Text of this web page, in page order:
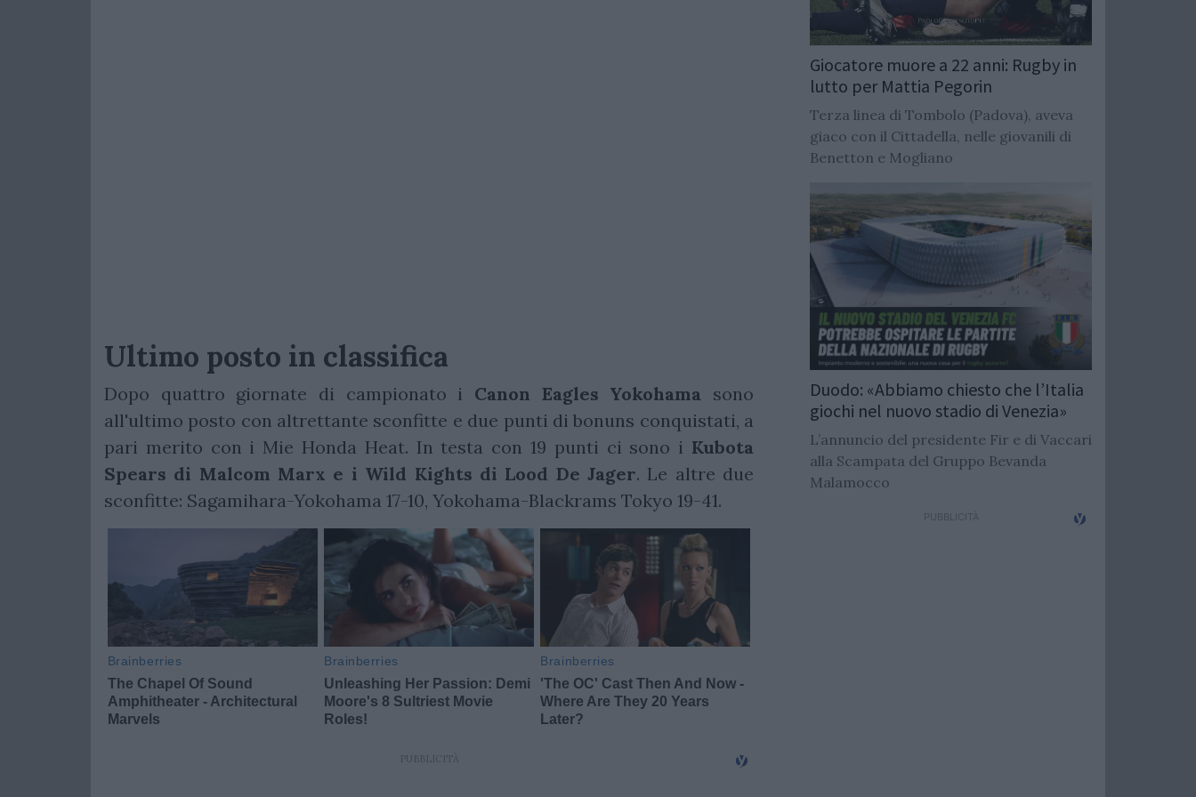
Ultimo posto in classifica
Dopo quattro giornate di campionato i Canon Eagles Yokohama sono
all'ultimo posto con altrettante sconfitte e due punti di bonuns conquistati, a
pari merito con i Mie Honda Heat. In testa con 19 punti ci sono i Kubota
Spears di Malcom Marx e i Wild Kights di Lood De Jager. Le altre due
sconfitte: Sagamihara-Yokohama 17-10, Yokohama-Blackrams Tokyo 19-41.
Giocatore muore a 22 anni: Rugby in
lutto per Mattia Pegorin
Terza linea di Tombolo (Padova), aveva
giaco con il Cittadella, nelle giovanili di
Benetton e Mogliano
Duodo: «Abbiamo chiesto che l’Italia
giochi nel nuovo stadio di Venezia»
L’annuncio del presidente Fir e di Vaccari
alla Scampata del Gruppo Bevanda
Malamocco